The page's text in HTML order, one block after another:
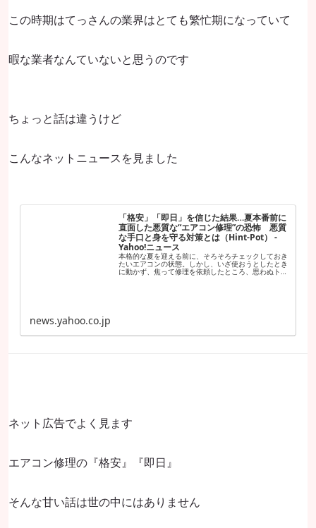
この時期はてっさんの業界はとても繁忙期になっていて
暇な業者なんていないと思うのです
ちょっと話は違うけど
こんなネットニュースを見ました
「格安」「即日」を信じた結果…夏本番前に
直面した悪質な“エアコン修理”の恐怖 悪質
な手口と身を守る対策とは（Hint-Pot） -
Yahoo!ニュース
本格的な夏を迎える前に、そろそろチェックしておき
たいエアコンの状態。しかし、いざ使おうとしたとき
に動かず、焦って修理を依頼したところ、思わぬトラ
news.yahoo.co.jp
ネット広告でよく見ます
エアコン修理の『格安』『即日』
そんな甘い話は世の中にはありません